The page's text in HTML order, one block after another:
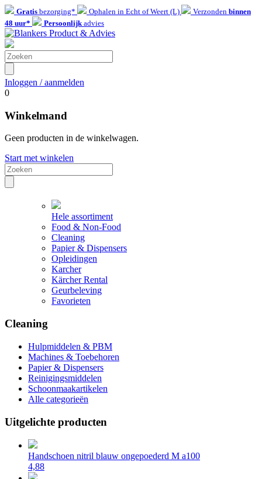
Gratis bezorging* Ophalen in Echt of Weert (L) Verzonden binnen
48 uur*
Persoonlijkadvies
Inloggen / aanmelden
0
Winkelmand
Geen producten in de winkelwagen.
Start met winkelen
Hele assortiment
Food & Non-Food
Cleaning
Papier & Dispensers
Opleidingen
Karcher
Kärcher Rental
Geurbeleving
Favorieten
Cleaning
Hulpmiddelen & PBM
Machines & Toebehoren
Papier & Dispensers
Reinigingsmiddelen
Schoonmaakartikelen
Alle categorieën
Uitgelichte producten
Handschoen nitril blauw ongepoederd M a100
4,88